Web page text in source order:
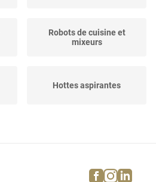
Robots de cuisine et
mixeurs
Hottes aspirantes
facebook